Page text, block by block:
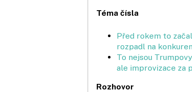
Téma čísla
Před rokem to
rozpadl na
To nejsou
ale improvizace za
Rozhovor